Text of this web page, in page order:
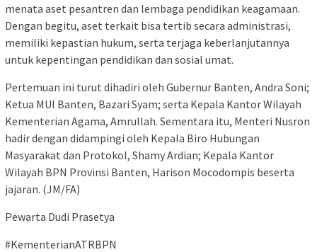
menata aset pesantren dan lembaga pendidikan keagamaan.
Dengan begitu, aset terkait bisa tertib secara administrasi,
memiliki kepastian hukum, serta terjaga keberlanjutannya
untuk kepentingan pendidikan dan sosial umat.
Pertemuan ini turut dihadiri oleh Gubernur Banten, Andra Soni;
Ketua MUI Banten, Bazari Syam; serta Kepala Kantor Wilayah
Kementerian Agama, Amrullah. Sementara itu, Menteri Nusron
hadir dengan didampingi oleh Kepala Biro Hubungan
Masyarakat dan Protokol, Shamy Ardian; Kepala Kantor
Wilayah BPN Provinsi Banten, Harison Mocodompis beserta
jajaran. (JM/FA)
Pewarta Dudi Prasetya
#KementerianATRBPN